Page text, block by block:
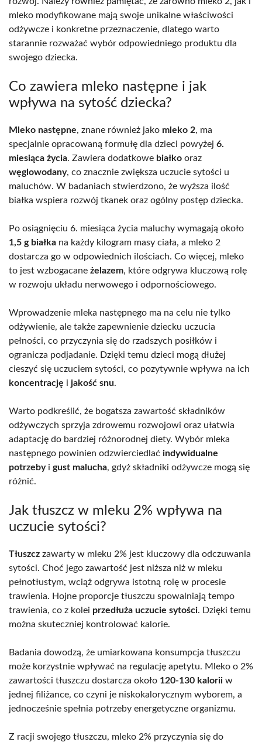
mleko modyfikowane mają swoje unikalne właściwości
odżywcze i konkretne przeznaczenie, dlatego warto
starannie rozważać wybór odpowiedniego produktu dla
swojego dziecka.
Co zawiera mleko następne i jak
wpływa na sytość dziecka?
Mleko następne, znane również jako mleko 2, ma
specjalnie opracowaną formułę dla dzieci powyżej 6.
miesiąca życia. Zawiera dodatkowe białko oraz
węglowodany, co znacznie zwiększa uczucie sytości u
maluchów. W badaniach stwierdzono, że wyższa ilość
białka wspiera rozwój tkanek oraz ogólny postęp dziecka.
Po osiągnięciu 6. miesiąca życia maluchy wymagają około
1,5 g białka na każdy kilogram masy ciała, a mleko 2
dostarcza go w odpowiednich ilościach. Co więcej, mleko
to jest wzbogacane żelazem, które odgrywa kluczową rolę
w rozwoju układu nerwowego i odpornościowego.
Wprowadzenie mleka następnego ma na celu nie tylko
odżywienie, ale także zapewnienie dziecku uczucia
pełności, co przyczynia się do rzadszych posiłków i
ogranicza podjadanie. Dzięki temu dzieci mogą dłużej
cieszyć się uczuciem sytości, co pozytywnie wpływa na ich
koncentrację i jakość snu.
Warto podkreślić, że bogatsza zawartość składników
odżywczych sprzyja zdrowemu rozwojowi oraz ułatwia
adaptację do bardziej różnorodnej diety. Wybór mleka
następnego powinien odzwierciedlać indywidualne
potrzebyi gust malucha, gdyż składniki odżywcze mogą się
różnić.
Jak tłuszcz w mleku 2% wpływa na
uczucie sytości?
Tłuszcz zawarty w mleku 2% jest kluczowy dla odczuwania
sytości. Choć jego zawartość jest niższa niż w mleku
pełnotłustym, wciąż odgrywa istotną rolę w procesie
trawienia. Hojne proporcje tłuszczu spowalniają tempo
trawienia, co z kolei przedłuża uczucie sytości. Dzięki temu
można skuteczniej kontrolować kalorie.
Badania dowodzą, że umiarkowana konsumpcja tłuszczu
może korzystnie wpływać na regulację apetytu. Mleko o 2%
zawartości tłuszczu dostarcza około 120-130 kalorii w
jednej filiżance, co czyni je niskokalorycznym wyborem, a
jednocześnie spełnia potrzeby energetyczne organizmu.
Z racji swojego tłuszczu, mleko 2% przyczynia się do